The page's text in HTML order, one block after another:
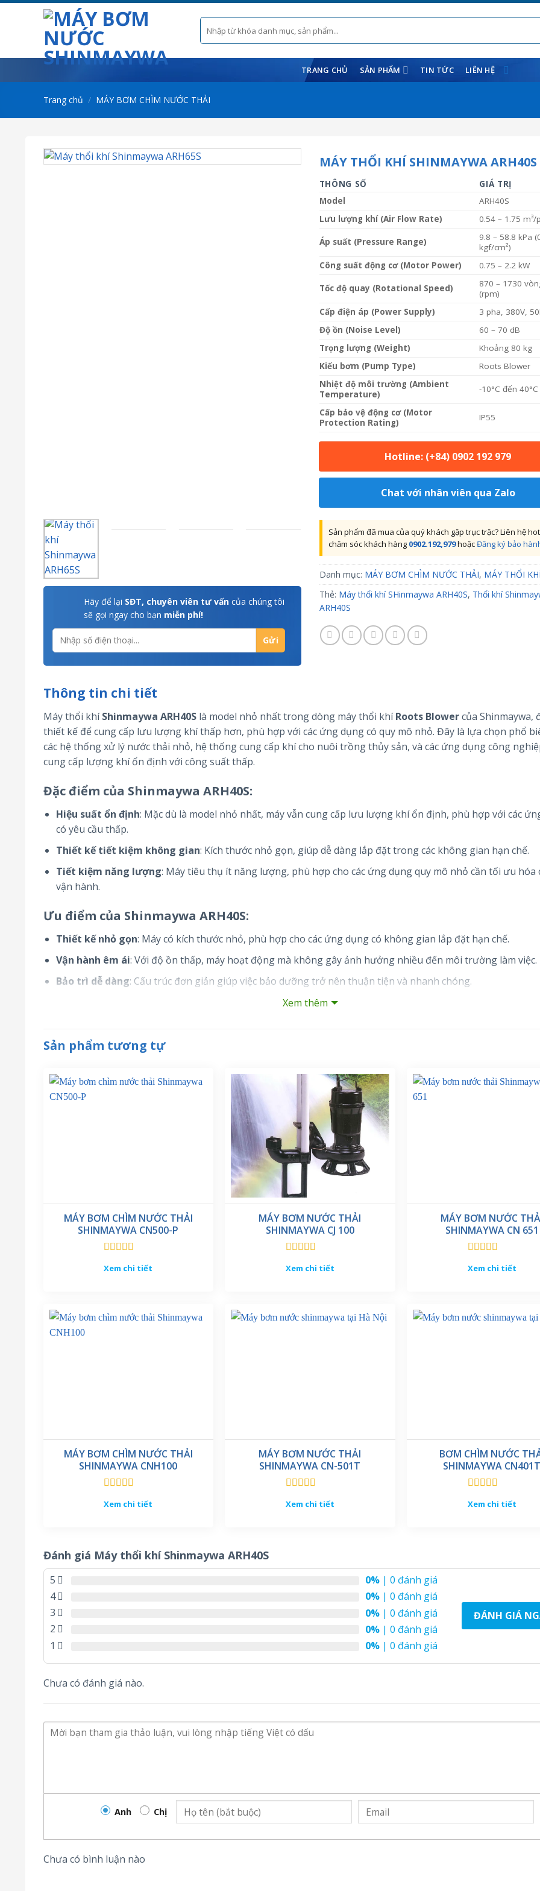
Skip
Tìm
kiếm:
TRANG CHỦ SẢN PHẨM TIN TỨC LIÊN HỆ
Trang chủ / MÁY BƠM CHÌM NƯỚC THẢI
Hãy để lại SĐT, chuyên viên tư vấn của chúng tôi
sẽ gọi ngay cho bạn miễn phí!
MÁY THỔI KHÍ SHINMAYWA ARH40S
THÔNG SỐ
GIÁ TRỊ
Model
ARH40S
Lưu lượng khí (Air Flow Rate)
0.54 – 1.75 m³/
Áp suất (Pressure Range)
9.8 – 58.8 kPa
kgf/cm²)
Công suất động cơ (Motor Power)
0.75 – 2.2 kW
Tốc độ quay (Rotational Speed)
870 – 1730
(rpm)
Cấp điện áp (Power Supply)
3 pha, 380V,
Độ ồn (Noise Level)
60 – 70 dB
Trọng lượng (Weight)
Khoảng 80 kg
Kiểu bơm (Pump Type)
Roots Blower
Nhiệt độ môi trường (Ambient
Temperature)
-10°C đến 40°C
Cấp bảo vệ động cơ (Motor
Protection Rating)
IP55
Hotline: (+84) 0902 192 979
Chat với nhân viên qua Zalo
Sản phẩm đã mua của quý khách gặp trục trặc? Liên hệ
chăm sóc khách hàng 0902.192,979hoặcĐăng ký bảo
Danh mục: MÁY BƠM CHÌM NƯỚC THẢI, MÁY THỔI
Thẻ: Máy thổi khí SHinmaywa ARH40S, Thổi khí
ARH40S
Thông tin chi tiết
Máy thổi khíShinmaywa ARH40S là model nhỏ nhất trong dòng máy thổi khíRoots Blowercủa Shinmaywa,
thiết kế để cung cấp lưu lượng khí thấp hơn, phù hợp với các ứng dụng có quy mô nhỏ. Đây là lựa chọn phổ
các hệ thống xử lý nước thải nhỏ, hệ thống cung cấp khí cho nuôi trồng thủy sản, và các ứng dụng công
cung cấp lượng khí ổn định với công suất thấp.
Đặc điểm của Shinmaywa ARH40S:
Hiệu suất ổn định: Mặc dù là model nhỏ nhất, máy vẫn cung cấp lưu lượng khí ổn định, phù hợp với các
có yêu cầu thấp.
Thiết kế tiết kiệm không gian: Kích thước nhỏ gọn, giúp dễ dàng lắp đặt trong các không gian hạn chế.
Tiết kiệm năng lượng: Máy tiêu thụ ít năng lượng, phù hợp cho các ứng dụng quy mô nhỏ cần tối ưu hóa
vận hành.
Ưu điểm của Shinmaywa ARH40S:
Thiết kế nhỏ gọn: Máy có kích thước nhỏ, phù hợp cho các ứng dụng có không gian lắp đặt hạn chế.
Vận hành êm ái: Với độ ồn thấp, máy hoạt động mà không gây ảnh hưởng nhiều đến môi trường làm việc.
Bảo trì dễ dàng: Cấu trúc đơn giản giúp việc bảo dưỡng trở nên thuận tiện và nhanh chóng.
là lựa chọn phù hợp cho các hệ thống xử lý nước thải nhỏ, nuôi trồng thủy
Xem thêm
Sản phẩm tương tự
MÁY BƠM CHÌM NƯỚC THẢI
SHINMAYWA CN500-P
hạng5.005
Xem chi tiết
MÁY BƠM NƯỚC THẢI
SHINMAYWA CJ 100
hạng5.005
Xem chi tiết
MÁY BƠM NƯỚC
SHINMAYWA CN 651
hạng5.005
Xem chi tiết
MÁY BƠM CHÌM NƯỚC THẢI
SHINMAYWA CNH100
hạng5.005
Xem chi tiết
MÁY BƠM NƯỚC THẢI
SHINMAYWA CN-501T
hạng5.005
Xem chi tiết
BƠM CHÌM NƯỚC
SHINMAYWA
hạng5.005
Xem chi tiết
Đánh giá Máy thổi khí Shinmaywa ARH40S
5 0% | 0 đánh giá
4
0% | 0 đánh giá
3
0% | 0 đánh giá
2
0% | 0 đánh giá
1
0% | 0 đánh giá
ĐÁNH GIÁ
Chưa có đánh giá nào.
Anh Chị
Chưa có bình luận nào